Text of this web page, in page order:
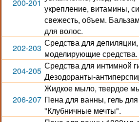
200-201
укрепление, витамины,
свежесть, объем.
для волос.
202-203 Средства для депиляции,
моделирующие средства.
204-205 Средства для интимной
Дезодоранты-
206-207
Жидкое мыло, твердое
Пена для ванны, гель
"Клубничные мечты".